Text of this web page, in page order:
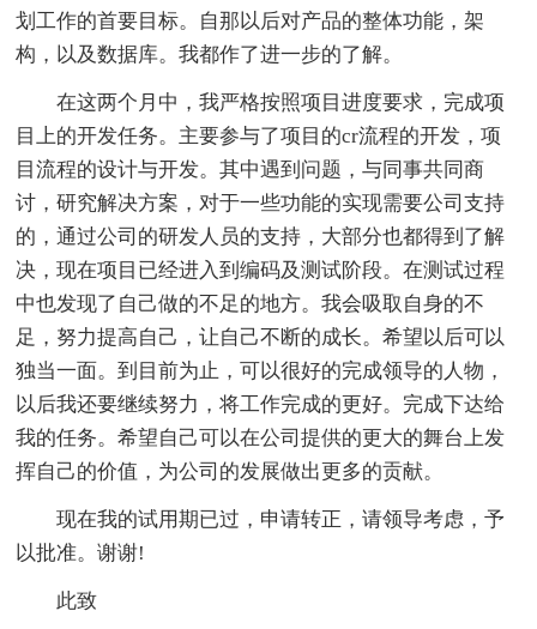
划工作的首要目标。自那以后对产品的整体功能，架
构，以及数据库。我都作了进一步的了解。
在这两个月中，我严格按照项目进度要求，完成项
目上的开发任务。主要参与了项目的cr流程的开发，项
目流程的设计与开发。其中遇到问题，与同事共同商
讨，研究解决方案，对于一些功能的实现需要公司支持
的，通过公司的研发人员的支持，大部分也都得到了解
决，现在项目已经进入到编码及测试阶段。在测试过程
中也发现了自己做的不足的地方。我会吸取自身的不
足，努力提高自己，让自己不断的成长。希望以后可以
独当一面。到目前为止，可以很好的完成领导的人物，
以后我还要继续努力，将工作完成的更好。完成下达给
我的任务。希望自己可以在公司提供的更大的舞台上发
挥自己的价值，为公司的发展做出更多的贡献。
现在我的试用期已过，申请转正，请领导考虑，予
以批准。谢谢!
此致